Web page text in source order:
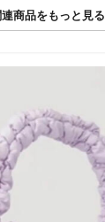
商品をもっと見る